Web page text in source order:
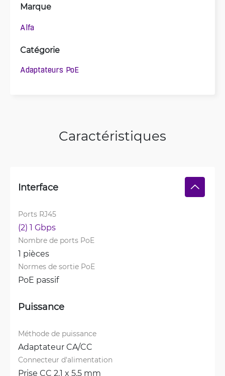
Marque
Alfa
Catégorie
Adaptateurs PoE
Caractéristiques
Interface
Ports RJ45
(2) 1 Gbps
Nombre de ports PoE
1 pièces
Normes de sortie PoE
PoE passif
Puissance
Méthode de puissance
Adaptateur CA/CC
Connecteur d'alimentation
Prise CC 2.1 x 5.5 mm